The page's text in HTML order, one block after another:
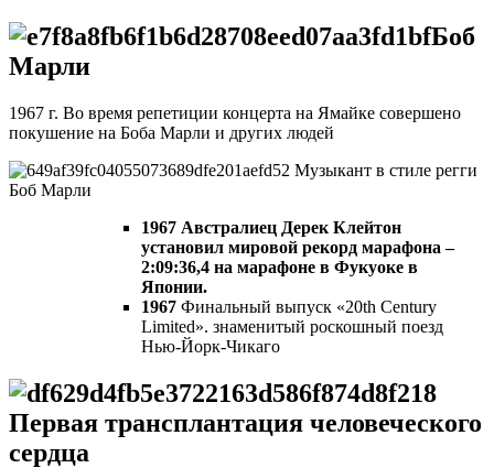
Боб
Марли
1967 г. Во время репетиции концерта на Ямайке совершено
покушение на Боба Марли и других людей
Музыкант в стиле регги
Боб Марли
1967 Австралиец Дерек Клейтон
установил мировой рекорд марафона –
2:09:36,4 на марафоне в Фукуоке в
Японии.
1967 Финальный выпуск «20th Century
Limited». знаменитый роскошный поезд
Нью-Йорк-Чикаго
Первая трансплантация человеческого
сердца